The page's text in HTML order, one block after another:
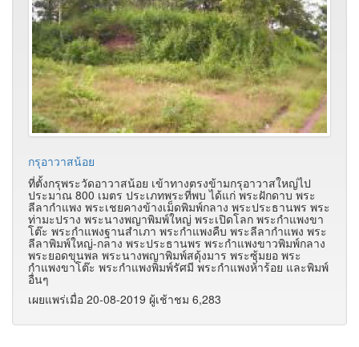
กรุอาวาสน้อย
ที่ตั้งกรุพระวัดอาวาสน้อย เข้าทางตรงข้ามกรุอาวาสใหญ่ไป
ประมาณ 800 เมตร ประเภทพระที่พบ ได้แก่ พระฝักดาบ พระ
ลีลากำแพง พระเชยคางข้างเม็ดพิมพ์กลาง พระประธานพร พระ
ท่ามะปราง พระนางพญาพิมพ์ใหญ่ พระเปิดโลก พระกำแพงขา
โต๊ะ พระกำแพงฐานสำเภา พระกำแพงคืบ พระลีลากำแพง พระ
ลีลาพิมพ์ใหญ่-กลาง พระประธานพร พระกำแพงขาวพิมพ์กลาง
พระยอดขุนพล พระนางพญาพิมพ์สดุ้งมาร พระซุ้มยอ พระ
กำแพงขาโต๊ะ พระกำแพงพิมพ์รัศมี พระกำแพงห้าร้อย และพิมพ์
อื่นๆ
เผยแพร่เมื่อ 20-08-2019 ผู้เช้าชม 6,283